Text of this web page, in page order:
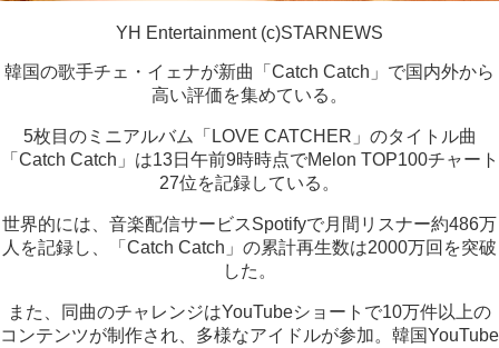
YH Entertainment (c)STARNEWS
韓国の歌手チェ・イェナが新曲「Catch Catch」で国内外から
高い評価を集めている。
5枚目のミニアルバム「LOVE CATCHER」のタイトル曲
「Catch Catch」は13日午前9時時点でMelon TOP100チャート
27位を記録している。
世界的には、音楽配信サービスSpotifyで月間リスナー約486万
人を記録し、「Catch Catch」の累計再生数は2000万回を突破
した。
また、同曲のチャレンジはYouTubeショートで10万件以上の
コンテンツが制作され、多様なアイドルが参加。韓国YouTube